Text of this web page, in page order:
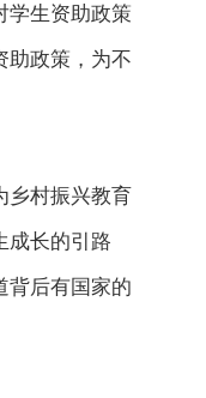
学生资助政策
助政策，为不
乡村振兴教育
成长的引路
背后有国家的